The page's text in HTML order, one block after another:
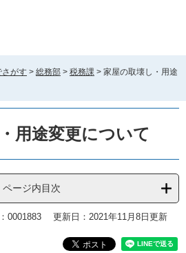
さがす > 総務部 > 税務課 > 家屋の取壊し・用途
用途変更について
ページ内目次
0001883 更新日：2021年11月8日更新